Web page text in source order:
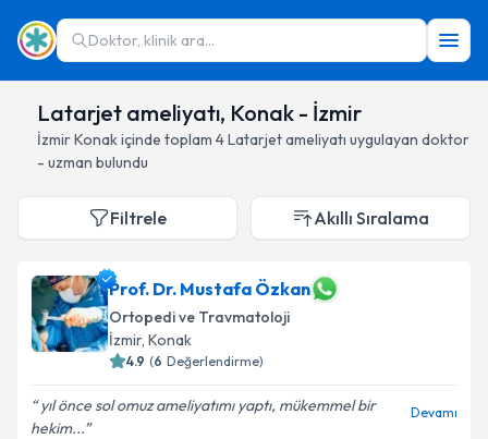
Doktor, klinik ara...
Latarjet ameliyatı, Konak - İzmir
İzmirKonakiçinde toplam 4Latarjet ameliyatı uygulayan doktor
- uzman bulundu
Filtrele Akıllı Sıralama
Prof. Dr. Mustafa Özkan
Ortopedi ve Travmatoloji
İzmir, Konak
4.9 (6 Değerlendirme)
yıl önce sol omuz ameliyatımı yaptı, mükemmel bir
hekim...
Devamı